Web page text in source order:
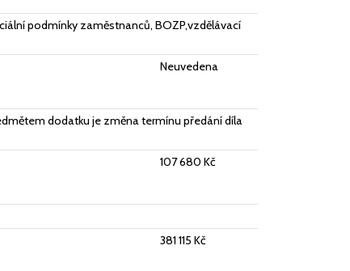
podmínky zaměstnanců, BOZP,vzdělávací
Neuvedena
dodatku je změna termínu předání díla
107 680 Kč
381 115 Kč